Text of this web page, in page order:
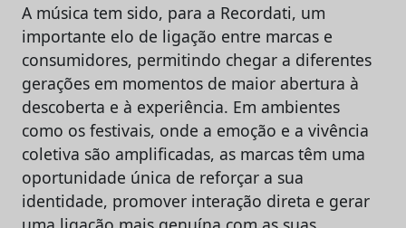
A música tem sido, para a Recordati, um
importante elo de ligação entre marcas e
consumidores, permitindo chegar a diferentes
gerações em momentos de maior abertura à
descoberta e à experiência. Em ambientes
como os festivais, onde a emoção e a vivência
coletiva são amplificadas, as marcas têm uma
oportunidade única de reforçar a sua
identidade, promover interação direta e gerar